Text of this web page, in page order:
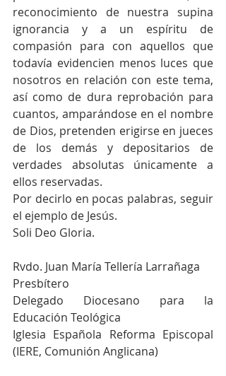
reconocimiento de nuestra supina
ignorancia y a un espíritu de
compasión para con aquellos que
todavía evidencien menos luces que
nosotros en relación con este tema,
así como de dura reprobación para
cuantos, amparándose en el nombre
de Dios, pretenden erigirse en jueces
de los demás y depositarios de
verdades absolutas únicamente a
ellos reservadas.
Por decirlo en pocas palabras, seguir
el ejemplo de Jesús.
Soli Deo Gloria.
Rvdo. Juan María Tellería Larrañaga
Presbítero
Delegado Diocesano para la
Educación Teológica
Iglesia Española Reforma Episcopal
(IERE, Comunión Anglicana)